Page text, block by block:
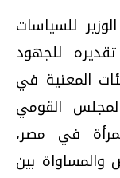
للسياسات
للجهود
المعنية في
القومي
في مصر،
بين